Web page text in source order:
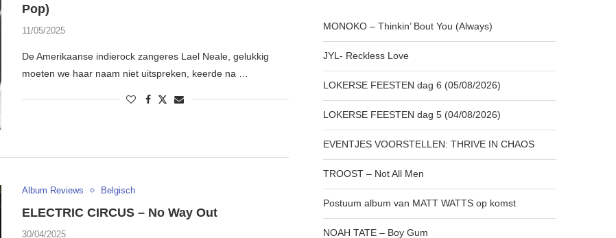
Pop)
11/05/2025
De Amerikaanse indierock zangeres Lael Neale, gelukkig
moeten we haar naam niet uitspreken, keerde na …
Album Reviews Belgisch
ELECTRIC CIRCUS – No Way Out
30/04/2025
MONOKO – Thinkin’ Bout You (Always)
JYL- Reckless Love
LOKERSE FEESTEN dag 6 (05/08/2026)
LOKERSE FEESTEN dag 5 (04/08/2026)
EVENTJES VOORSTELLEN: THRIVE IN CHAOS
TROOST – Not All Men
Postuum album van MATT WATTS op komst
NOAH TATE – Boy Gum